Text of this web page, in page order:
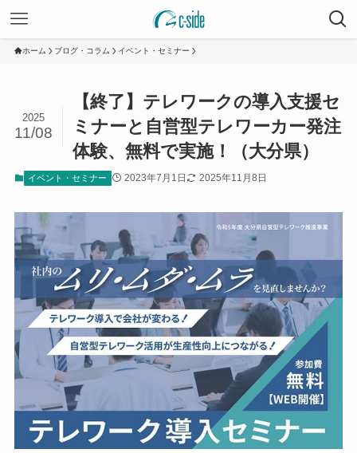
ホーム ブログ・コラム イベント・セミナー
【終了】テレワークの導入支援セ
ミナーと自営型テレワーカー発注
体験、無料で実施！（大分県）
2025
11/08
イベント・セミナー 2023年7月1日 2025年11月8日